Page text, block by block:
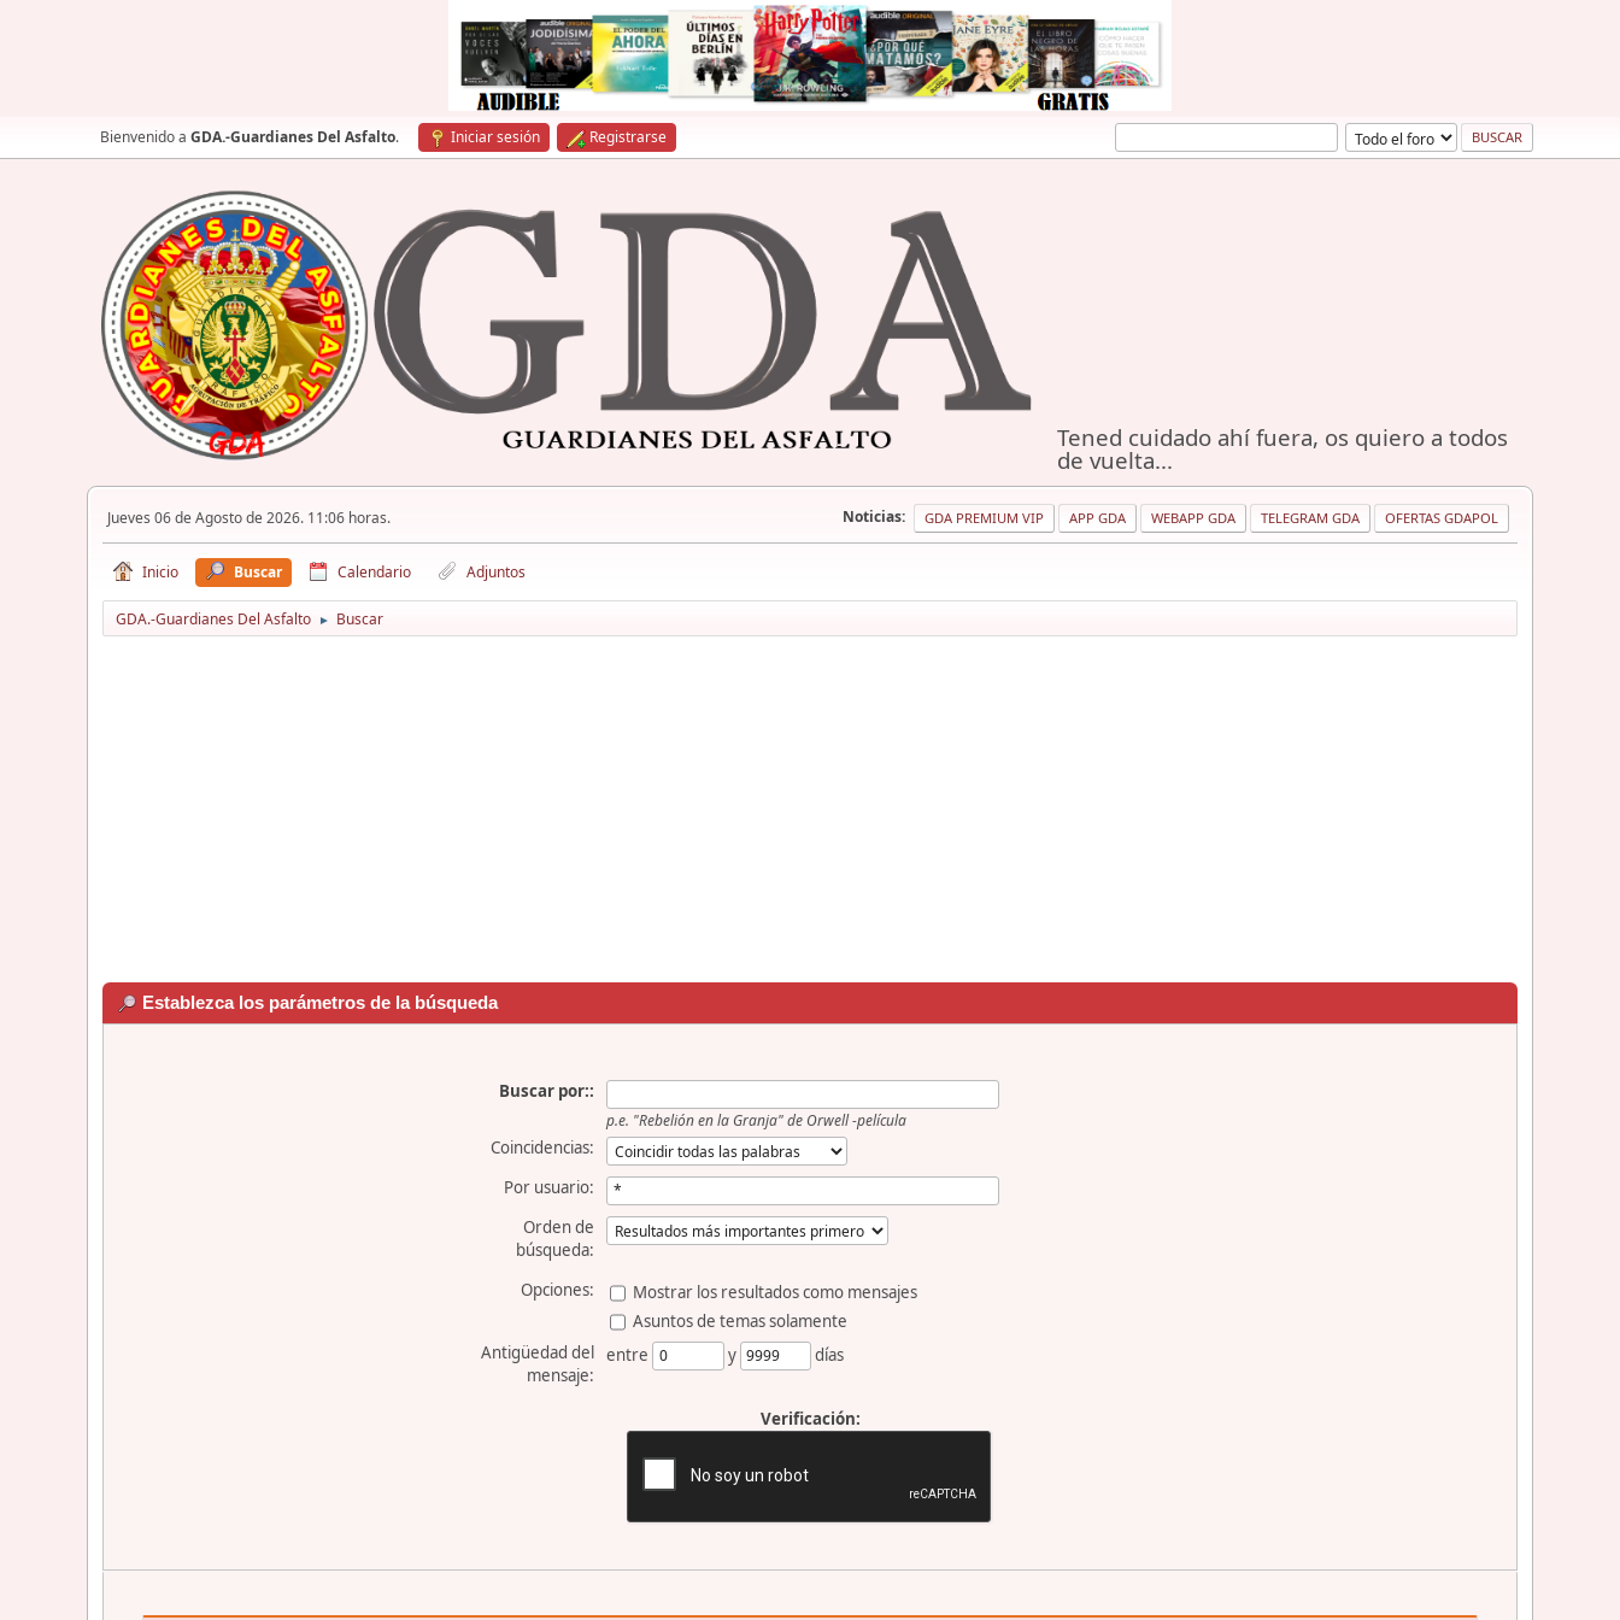
Bienvenido a GDA.-Guardianes Del Asfalto. Iniciar sesión Registrarse
Tened cuidado ahí fuera, os quiero a todos
de vuelta...
Jueves 06 de Agosto de 2026. 11:06 horas. Noticias: GDA PREMIUM VIP APP GDA WEBAPP GDA TELEGRAM GDA OFERTAS GDAPOL
Inicio Buscar Calendario Adjuntos
GDA.-Guardianes Del Asfalto ► Buscar
Establezca los parámetros de la búsqueda
Buscar por::
p.e. "Rebelión en la Granja" de Orwell -película
Coincidencias:
Por usuario:
Orden de
búsqueda:
Opciones:
Mostrar los resultados como mensajes
Asuntos de temas solamente
Antigüedad del
mensaje:
entre y días
Verificación: